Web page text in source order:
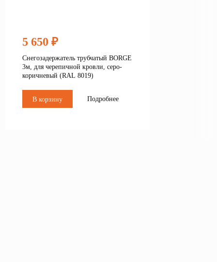
5 650 ₽
Снегозадержатель трубчатый BORGE
3м, для черепичной кровли, серо-
коричневый (RAL 8019)
В корзину Подробнее